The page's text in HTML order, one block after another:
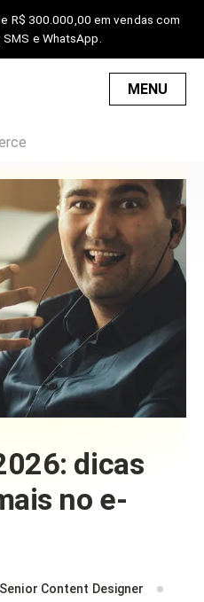
R$ 300.000,00 em vendas com
e WhatsApp.
MENU
dicas
no e-
Senior Content Designer